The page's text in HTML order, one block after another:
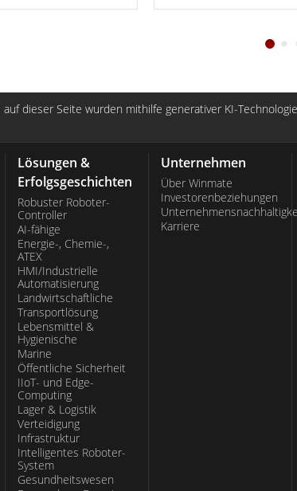
auf dieser Seite wurden mithilfe generativer KI-
Lösungen &
Erfolgsgeschichten
Robuster Roboter-
Controller
AI-fähige
Energie-, Chemie-,
ATEX
HMI/Industrielle
Automatisierung
Landwirtschaftliche
Transportlösung
Lebensmittel &
Hygienische
Marine
Öffentliche Sicherheit
IIoT- und Edge-
Computing
Lager & Logistik
Verteidigung
Infrastruktur
Intelligentes Roboter-
System
Gesundheitswesen
Unternehmen
Über Winmate
Investorenbeziehungen
Karriere